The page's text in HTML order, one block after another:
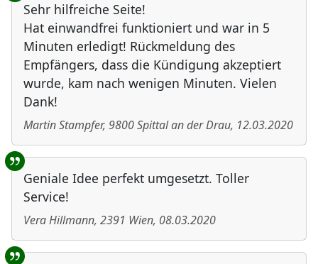
Sehr hilfreiche Seite!
Hat einwandfrei funktioniert und war in 5
Minuten erledigt! Rückmeldung des
Empfängers, dass die Kündigung akzeptiert
wurde, kam nach wenigen Minuten. Vielen
Dank!
Martin Stampfer, 9800Spittal an der Drau, 12.03.2020
Geniale Idee perfekt umgesetzt. Toller
Service!
Vera Hillmann, 2391 Wien, 08.03.2020